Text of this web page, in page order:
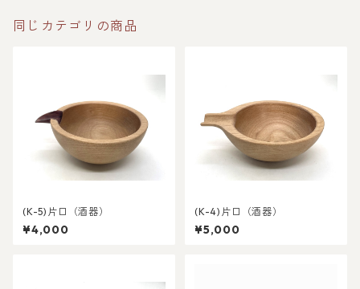
同じカテゴリの商品
(K-5)片口（酒器）
¥4,000
(K-4)片口（酒器）
¥5,000